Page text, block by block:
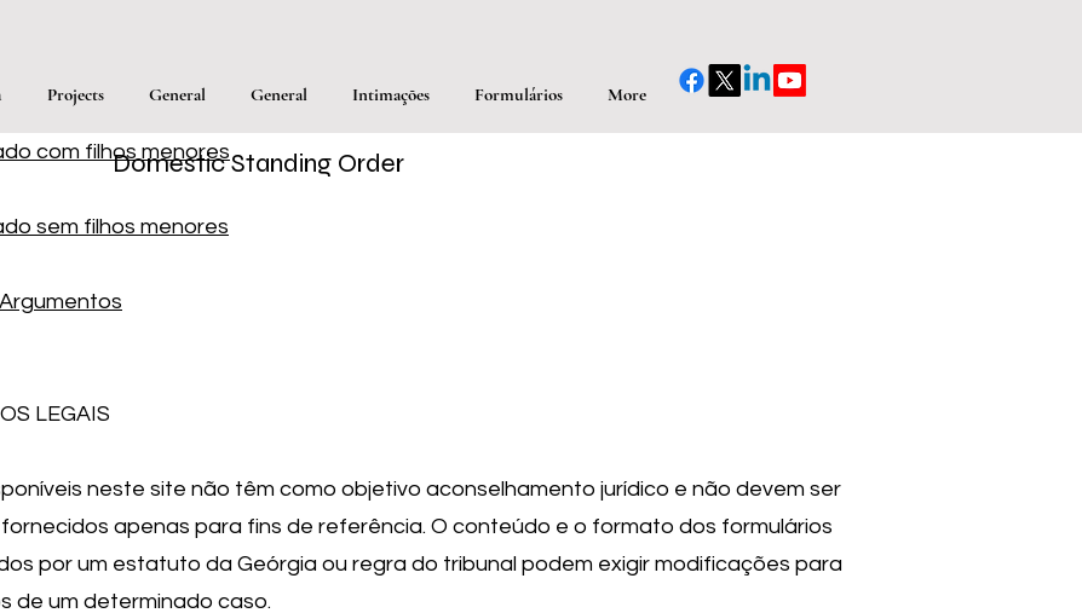
Projects General General Intimações Formulários More
com filhos menores
sem filhos menores
LEGAIS
neste site não têm como objetivo aconselhamento jurídico e não devem ser
apenas para fins de referência. O conteúdo e o formato dos formulários
por um estatuto da Geórgia ou regra do tribunal podem exigir modificações para
de um determinado caso.
Domestic Standing Order